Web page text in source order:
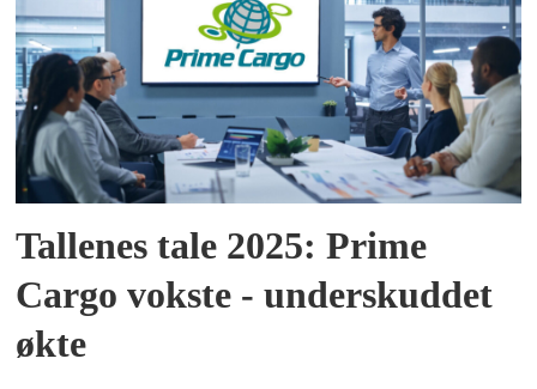
Tallenes tale 2025: Prime
Cargo vokste - underskuddet
økte